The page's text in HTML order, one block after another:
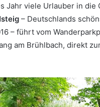
Jahr viele Urlauber in die
– Deutschlands
– führt vom
am Brühlbach, direkt